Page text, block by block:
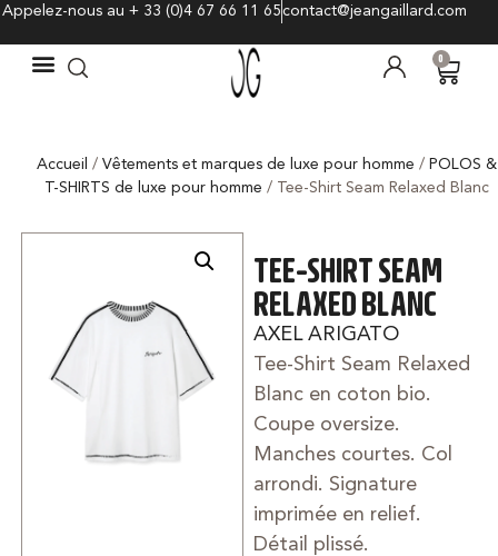
Appelez-nous au + 33 (0)4 67 66 11 65contact@jeangaillard.com
0
Accueil / Vêtements et marques de luxe pour homme / POLOS &
T-SHIRTS de luxe pour homme / Tee-Shirt Seam Relaxed Blanc
TEE-SHIRT SEAM
RELAXED BLANC
AXEL ARIGATO
Tee-Shirt Seam Relaxed
Blanc en coton bio.
Coupe oversize.
Manches courtes. Col
arrondi. Signature
imprimée en relief.
Détail plissé.